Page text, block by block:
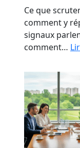
Ce que
comment y
signaux
comment…